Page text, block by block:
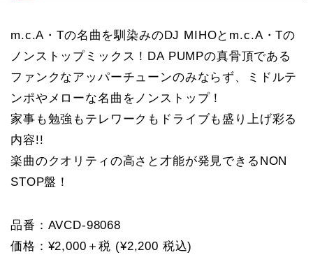
m.c.A・Tの名曲を馴染みのDJ MIHOとm.c.A・Tの
ノンストップミックス！DA PUMPの真骨頂である
ファンクなアッパーチューンのみならず、ミドルテ
ンポやメローな名曲をノンストップ！
家事も勉強もテレワークもドライブも盛り上げ彩る
内容!!
楽曲のクオリティの高さと才能が発見できるNON
STOP盤！
品番：AVCD-98068
価格：¥2,000＋税 (¥2,200 税込)